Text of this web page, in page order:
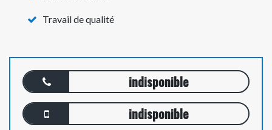
Travail de qualité
indisponible
indisponible